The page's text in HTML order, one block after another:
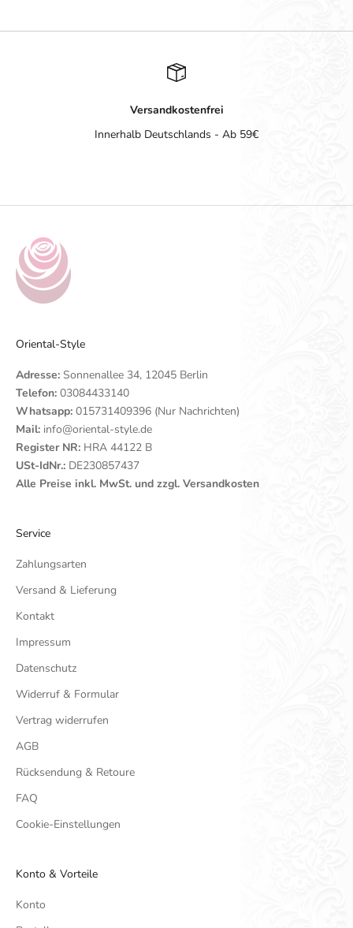
Versandkostenfrei
Innerhalb Deutschlands - Ab 59€
Oriental-Style
Adresse: Sonnenallee 34, 12045 Berlin
Telefon: 03084433140
Whatsapp: 015731409396 (Nur Nachrichten)
Mail: info@oriental-style.de
Register NR: HRA 44122 B
USt-IdNr.: DE230857437
Alle Preise inkl. MwSt. und zzgl. Versandkosten
Service
Zahlungsarten
Versand & Lieferung
Kontakt
Impressum
Datenschutz
Widerruf & Formular
Vertrag widerrufen
AGB
Rücksendung & Retoure
FAQ
Cookie-Einstellungen
Konto & Vorteile
Konto